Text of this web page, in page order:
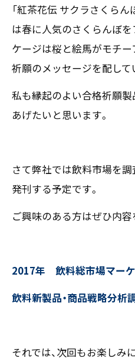
「紅茶花伝 サクラさくらん
は春に人気のさくらんぼを
ケージは桜と絵馬がモチ
祈願のメッセージを配して
私も縁起のよい合格祈願
あげたいと思います。
さて弊社では飲料市場を
発刊する予定です。
ご興味のある方はぜひ内容
2017年 飲料総市場マー
飲料新製品・商品戦略分析調
それでは、次回もお楽しみに